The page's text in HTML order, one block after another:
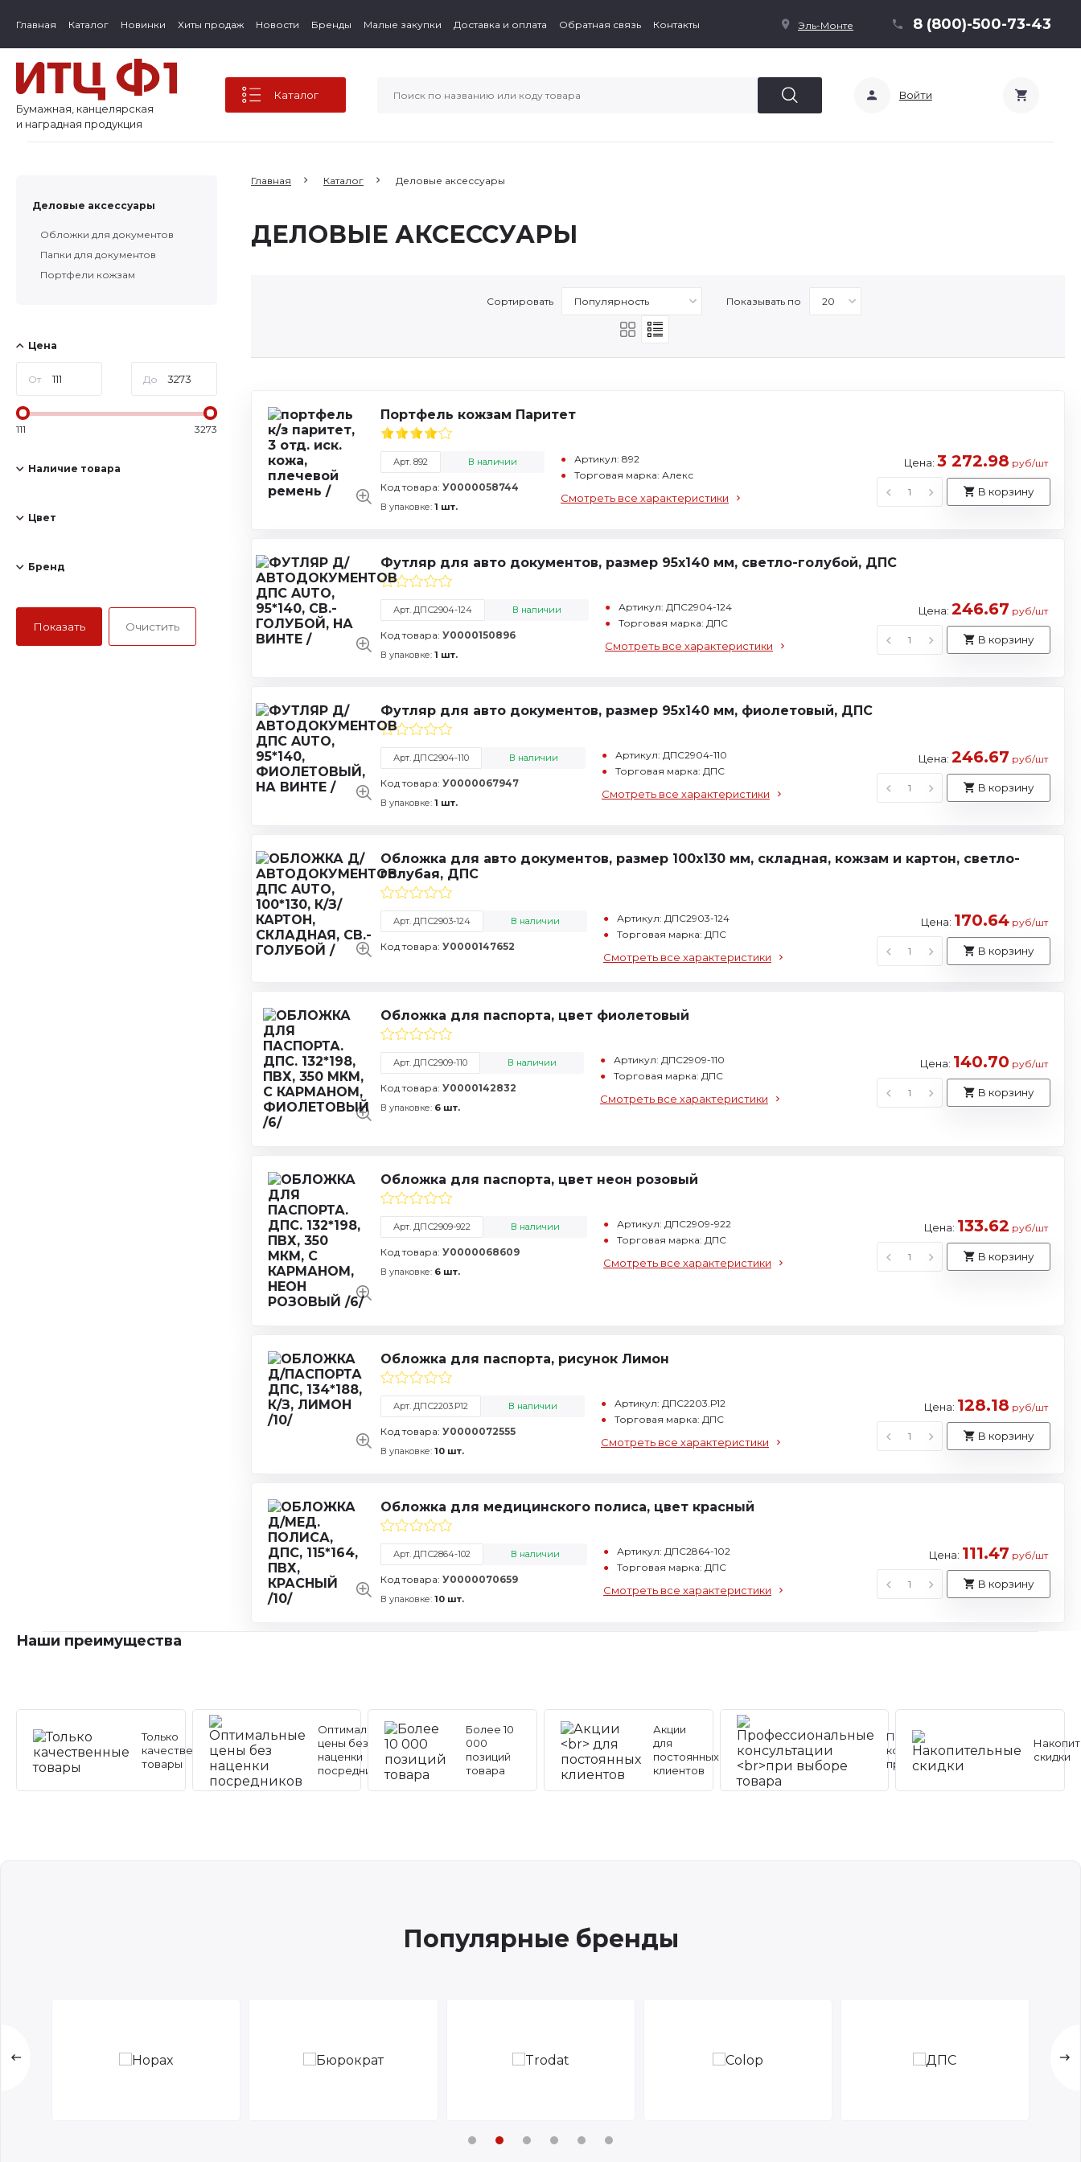
Главная Каталог Новинки Хиты продаж Новости Бренды Малые закупки Доставка и оплата Обратная связь Контакты Эль-Монте 8 (800)-500-73-43
Бумажная, канцелярская
и наградная продукция
Каталог Войти
Деловые аксессуары
Обложки для документов
Папки для документов
Портфели кожзам
Цена
От До
111 3273
Наличие товара
Цвет
Бренд
Главная Каталог Деловые аксессуары
ДЕЛОВЫЕ АКСЕССУАРЫ
Сортировать Показывать по
Портфель кожзам Паритет
Арт. 892 В наличии
Код товара: У0000058744
В упаковке: 1 шт.
Артикул: 892
Торговая марка: Алекс
Смотреть все характеристики
Цена: 3 272.98 руб/шт
В корзину
Футляр для авто документов, размер 95х140 мм, светло-голубой, ДПС
Арт. ДПС2904-124 В наличии
Код товара: У0000150896
В упаковке: 1 шт.
Артикул: ДПС2904-124
Торговая марка: ДПС
Смотреть все характеристики
Цена: 246.67 руб/шт
В корзину
Футляр для авто документов, размер 95х140 мм, фиолетовый, ДПС
Арт. ДПС2904-110 В наличии
Код товара: У0000067947
В упаковке: 1 шт.
Артикул: ДПС2904-110
Торговая марка: ДПС
Смотреть все характеристики
Цена: 246.67 руб/шт
В корзину
Обложка для авто документов, размер 100х130 мм, складная, кожзам и картон, светло-
голубая, ДПС
Арт. ДПС2903-124 В наличии
Код товара: У0000147652
Артикул: ДПС2903-124
Торговая марка: ДПС
Смотреть все характеристики
Цена: 170.64 руб/шт
В корзину
Обложка для паспорта, цвет фиолетовый
Арт. ДПС2909-110 В наличии
Код товара: У0000142832
В упаковке: 6 шт.
Артикул: ДПС2909-110
Торговая марка: ДПС
Смотреть все характеристики
Цена: 140.70 руб/шт
В корзину
Обложка для паспорта, цвет неон розовый
Арт. ДПС2909-922 В наличии
Код товара: У0000068609
В упаковке: 6 шт.
Артикул: ДПС2909-922
Торговая марка: ДПС
Смотреть все характеристики
Цена: 133.62 руб/шт
В корзину
Обложка для паспорта, рисунок Лимон
Арт. ДПС2203.Р12 В наличии
Код товара: У0000072555
В упаковке: 10 шт.
Артикул: ДПС2203.Р12
Торговая марка: ДПС
Смотреть все характеристики
Цена: 128.18 руб/шт
В корзину
Обложка для медицинского полиса, цвет красный
Арт. ДПС2864-102 В наличии
Код товара: У0000070659
В упаковке: 10 шт.
Артикул: ДПС2864-102
Торговая марка: ДПС
Смотреть все характеристики
Цена: 111.47 руб/шт
В корзину
Наши преимущества
Только
качественные
товары
Оптимальные
цены без
наценки
посредников
Более 10
000
позиций
товара
Акции
для
постоянных
клиентов
Профессиональные
консультации
при выборе товара
скидки
Популярные бренды